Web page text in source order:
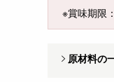
※賞味期限
原材料の